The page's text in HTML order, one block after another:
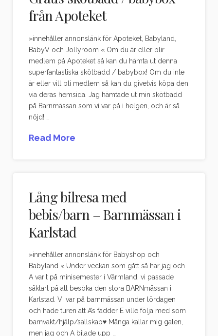
från Apoteket
»innehåller annonslänk för Apoteket, Babyland,
BabyV och Jollyroom « Om du är eller blir
medlem på Apoteket så kan du hämta ut denna
superfantastiska skötbädd / babybox! Om du inte
är eller vill bli medlem så kan du givetvis köpa den
via deras hemsida. Jag hämtade ut min skötbädd
på Barnmässan som vi var på i helgen, och är så
nöjd! …
Read More
Lång bilresa med
bebis/barn – Barnmässan i
Karlstad
»innehåller annonslänk för Babyshop och
Babyland « Under veckan som gått så har jag och
A varit på minisemester i Värmland, vi passade
såklart på att besöka den stora BARNmässan i
Karlstad. Vi var på barnmässan under lördagen
och hade turen att A’s fadder E ville följa med som
barnvakt/hjälp/sällskap♥ Många kallar mig galen,
men jag och A bilade upp …